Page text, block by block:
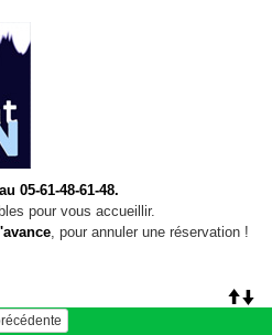
05-61-48-61-48.
pour vous accueillir.
, pour annuler une réservation !